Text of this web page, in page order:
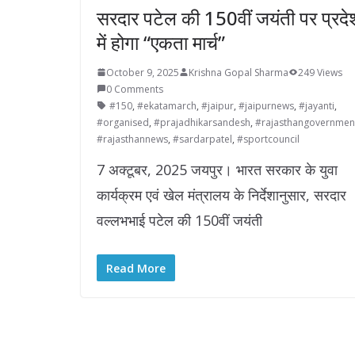
सरदार पटेल की 150वीं जयंती पर
में होगा “एकता मार्च”
October 9, 2025 Krishna Gopal Sharma
249 Views
0 Comments
#150, #ekatamarch, #jaipur, #jaipurnews, #jayanti,
#organised, #prajadhikarsandesh,
#rajasthannews, #sardarpatel, #sportcouncil
7 अक्टूबर, 2025 जयपुर। भारत सरकार के युवा
कार्यक्रम एवं खेल मंत्रालय के निर्देशानुसार, सरदार
वल्लभभाई पटेल की 150वीं जयंती
Read More